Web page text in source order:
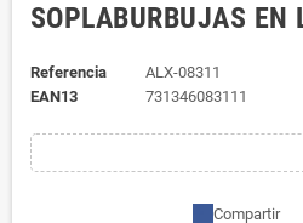
SOPLABURBUJAS EN
Referencia
ALX-08311
EAN13
731346083111
Compartir